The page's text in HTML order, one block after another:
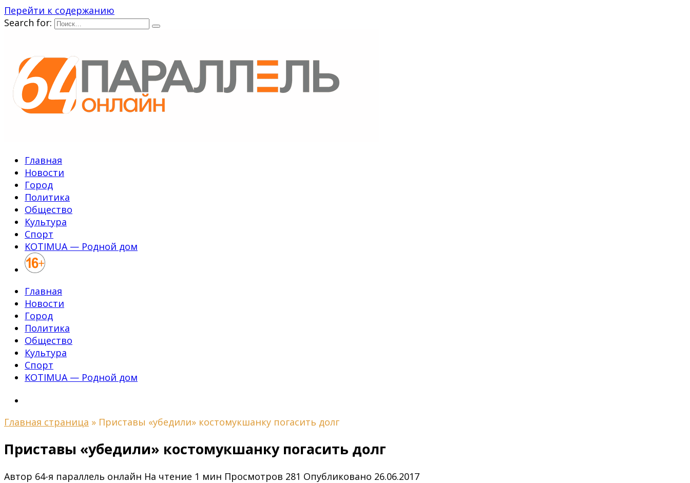
Перейти к содержанию
Search for:
Главная
Новости
Город
Политика
Общество
Культура
Спорт
KOTIMUA — Родной дом
Главная
Новости
Город
Политика
Общество
Культура
Спорт
KOTIMUA — Родной дом
Главная страница » Приставы «убедили» костомукшанку погасить долг
Приставы «убедили» костомукшанку погасить долг
Автор 64-я параллель онлайн На чтение 1 мин Просмотров 281 Опубликовано 26.06.2017